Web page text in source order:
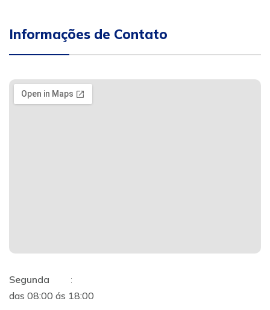
Informações de Contato
Segunda
:
das 08:00 ás 18:00